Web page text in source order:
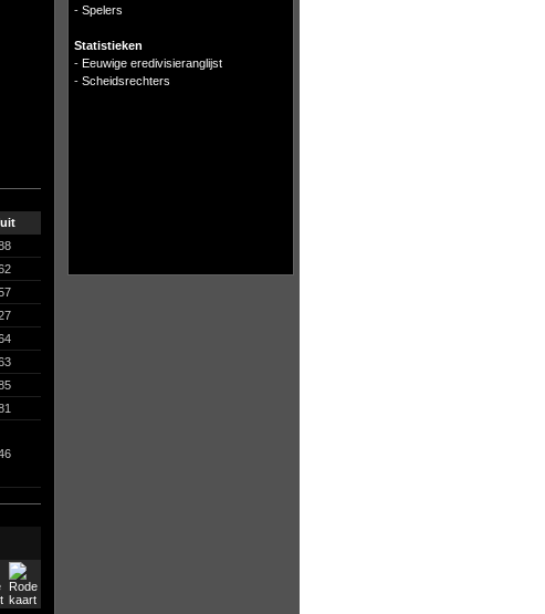
- Spelers
Statistieken
- Eeuwige eredivisieranglijst
- Scheidsrechters